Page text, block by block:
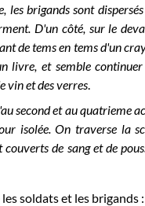
les brigands sont
D'un côté, sur le
de tems en tems d'un
et semble
vin et des verres
second et au quatrieme
isolée. On traverse la
de sang et de
soldats et les brigands :